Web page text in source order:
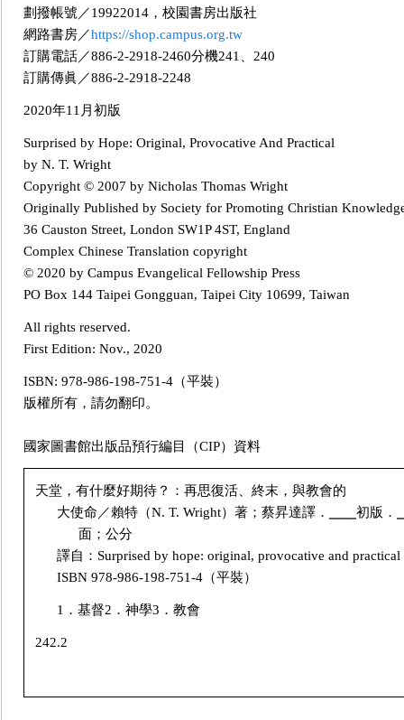
劃撥帳號／19922014，校園書房出版社
網路書房／https://shop.campus.org.tw
訂購電話／886-2-2918-2460分機241、240
訂購傳眞／886-2-2918-2248
2020年11月初版
Surprised by Hope: Original, Provocative And Practical
by N. T. Wright
Copyright © 2007 by Nicholas Thomas Wright
Originally Published by Society for Promoting Christian
36 Causton Street, London SW1P 4ST, England
Complex Chinese Translation copyright
© 2020 by Campus Evangelical Fellowship Press
PO Box 144 Taipei Gongguan, Taipei City 10699, Taiwan
All rights reserved.
First Edition: Nov., 2020
ISBN: 978-986-198-751-4 （平裝）
版權所有，請勿翻印。
國家圖書館出版品預行編目（CIP）資料
天堂，有什麼好期待？：再思復活、終末，與教會的
大使命／賴特（N. T. Wright）著；蔡昇達譯．╴╴初版．
面；公分
譯自： Surprised by hope: original, provocative and practical
ISBN 978-986-198-751-4 （平裝）
1．基督2．神學3．教會
242.2